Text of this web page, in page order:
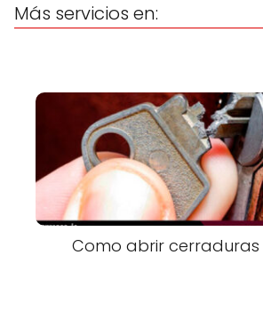
Más servicios en:
Como abrir cerraduras